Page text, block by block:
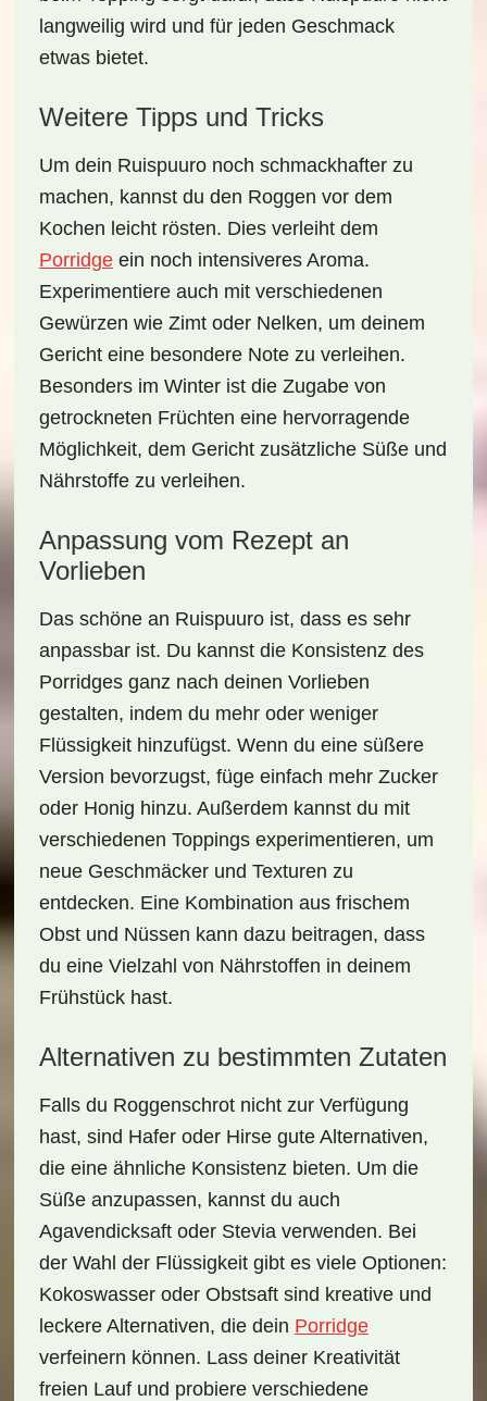
langweilig wird und für jeden Geschmack
etwas bietet.
Weitere Tipps und Tricks
Um dein Ruispuuro noch schmackhafter zu
machen, kannst du den Roggen vor dem
Kochen leicht rösten. Dies verleiht dem
Porridgeein noch intensiveres Aroma.
Experimentiere auch mit verschiedenen
Gewürzen wie Zimtoder Nelken, um deinem
Gericht eine besondere Note zu verleihen.
Besonders im Winter ist die Zugabe von
getrockneten Früchten eine hervorragende
Möglichkeit, dem Gericht zusätzliche Süße und
Nährstoffe zu verleihen.
Anpassung vom Rezept an
Vorlieben
Das schöne an Ruispuuro ist, dass es sehr
anpassbar ist. Du kannst die Konsistenz des
Porridges ganz nach deinen Vorlieben
gestalten, indem du mehr oder weniger
Flüssigkeit hinzufügst. Wenn du eine süßere
Version bevorzugst, füge einfach mehr Zucker
oder Honig hinzu. Außerdem kannst du mit
verschiedenen Toppings experimentieren, um
neue Geschmäcker und Texturen zu
entdecken. Eine Kombination aus frischem
Obst und Nüssen kann dazu beitragen, dass
du eine Vielzahl von Nährstoffen in deinem
Frühstück hast.
Alternativen zu bestimmten Zutaten
Falls du Roggenschrotnicht zur Verfügung
hast, sind Haferoder Hirsegute Alternativen,
die eine ähnliche Konsistenz bieten. Um die
Süße anzupassen, kannst du auch
Agavendicksaftoder Steviaverwenden. Bei
der Wahl der Flüssigkeit gibt es viele Optionen:
Kokoswasseroder Obstsaftsind kreative und
leckere Alternativen, die dein Porridge
verfeinern können. Lass deiner Kreativität
freien Lauf und probiere verschiedene